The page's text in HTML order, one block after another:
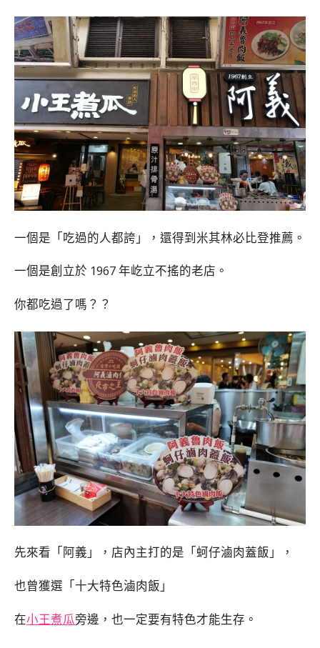
一個是「吃過的人都誇」，還得到米其林必比登推薦。
一個是創立於 1967 年屹立不搖的老店。
你都吃過了嗎？？
先來看「阿義」，店內主打的是「蚵仔滷肉蓋飯」，
也曾獲選「十大特色滷肉飯」
在小王煮瓜旁邊，也一定要有特色才能生存。